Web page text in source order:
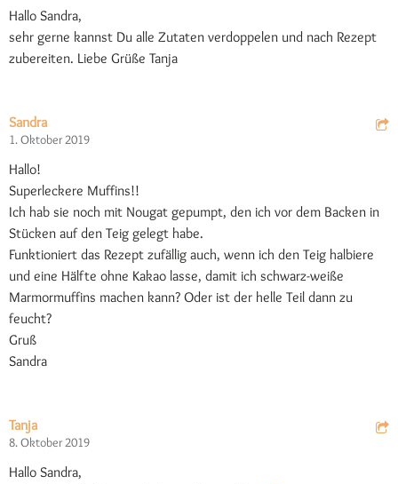
Hallo Sandra,
sehr gerne kannst Du alle Zutaten verdoppelen und nach Rezept
zubereiten. Liebe Grüße Tanja
Sandra
1. Oktober 2019
Hallo!
Superleckere Muffins!!
Ich hab sie noch mit Nougat gepumpt, den ich vor dem Backen in
Stücken auf den Teig gelegt habe.
Funktioniert das Rezept zufällig auch, wenn ich den Teig halbiere
und eine Hälfte ohne Kakao lasse, damit ich schwarz-weiße
Marmormuffins machen kann? Oder ist der helle Teil dann zu
feucht?
Gruß
Sandra
Tanja
8. Oktober 2019
Hallo Sandra,